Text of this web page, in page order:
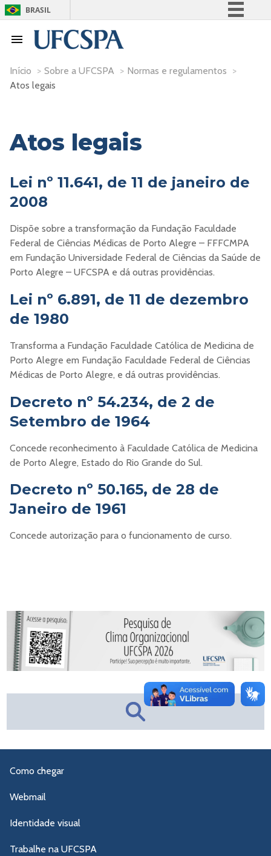
BRASIL
Participe
Início > Sobre a UFCSPA > Normas e regulamentos >
Atos legais
Atos legais
Lei nº 11.641, de 11 de janeiro de
2008
Dispõe sobre a transformação da Fundação Faculdade
Federal de Ciências Médicas de Porto Alegre – FFFCMPA
em Fundação Universidade Federal de Ciências da Saúde de
Porto Alegre – UFCSPA e dá outras providências.
Lei nº 6.891, de 11 de dezembro
de 1980
Transforma a Fundação Faculdade Católica de Medicina de
Porto Alegre em Fundação Faculdade Federal de Ciências
Médicas de Porto Alegre, e dá outras providências.
Decreto nº 54.234, de 2 de
Setembro de 1964
Concede reconhecimento à Faculdade Católica de Medicina
de Porto Alegre, Estado do Rio Grande do Sul.
Decreto nº 50.165, de 28 de
Janeiro de 1961
Concede autorização para o funcionamento de curso.
Como chegar
Webmail
Identidade visual
Trabalhe na UFCSPA